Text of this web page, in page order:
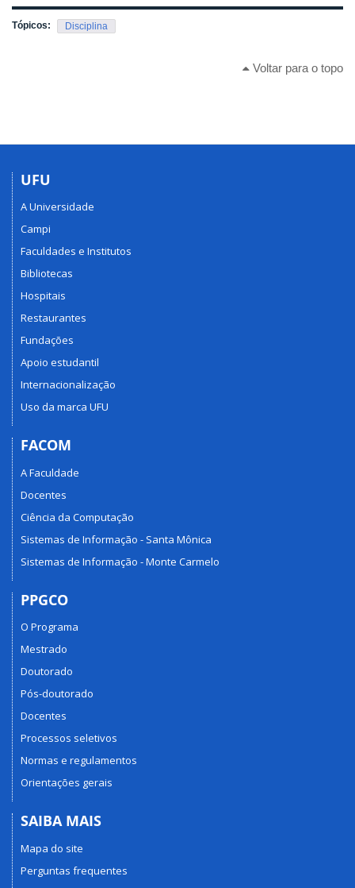
Tópicos: Disciplina
Voltar para o topo
UFU
A Universidade
Campi
Faculdades e Institutos
Bibliotecas
Hospitais
Restaurantes
Fundações
Apoio estudantil
Internacionalização
Uso da marca UFU
FACOM
A Faculdade
Docentes
Ciência da Computação
Sistemas de Informação - Santa Mônica
Sistemas de Informação - Monte Carmelo
PPGCO
O Programa
Mestrado
Doutorado
Pós-doutorado
Docentes
Processos seletivos
Normas e regulamentos
Orientações gerais
SAIBA MAIS
Mapa do site
Perguntas frequentes